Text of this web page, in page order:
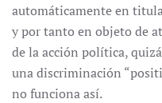
automáticamente en
y por tanto en objeto de
de la acción política,
una discriminación
no funciona así.